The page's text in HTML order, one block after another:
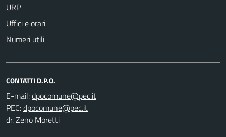
URP
Uffici e orari
Numeri utili
CONTATTI D.P.O.
E-mail:
PEC:
dr. Zeno Moretti